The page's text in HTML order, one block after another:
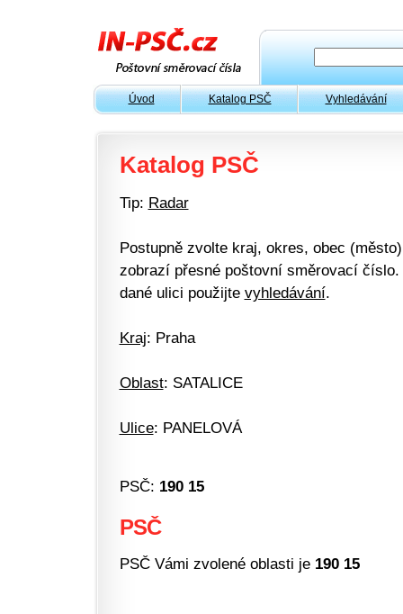
Úvod Katalog PSČ Vyhledávání
Katalog PSČ
Tip: Radar
Postupně zvolte kraj, okres, obec
zobrazí přesné poštovní směrovací
dané ulici použijte vyhledávání.
Kraj: Praha
Oblast: SATALICE
Ulice: PANELOVÁ
PSČ: 190 15
PSČ
PSČ Vámi zvolené oblasti je 190 15